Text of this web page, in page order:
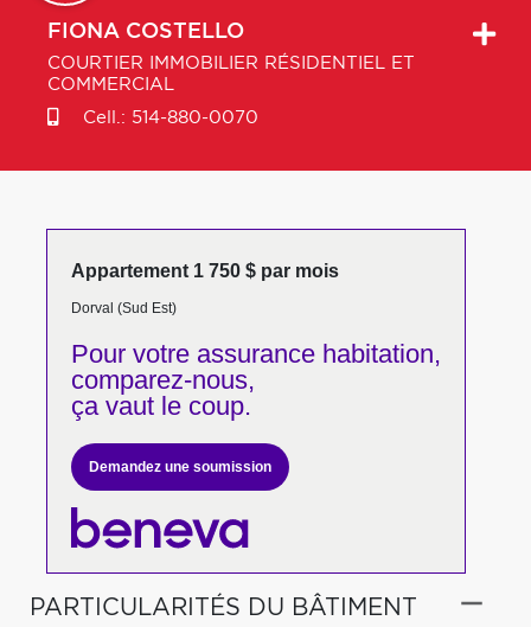
FIONA COSTELLO
COURTIER IMMOBILIER RÉSIDENTIEL ET
COMMERCIAL
Cell.: 514-880-0070
Appartement 1 750 $ par mois
Dorval (Sud Est)
Pour votreassurance habitation,
comparez-nous,
ça vaut le coup.
Demandez une soumission
PARTICULARITÉS DU BÂTIMENT